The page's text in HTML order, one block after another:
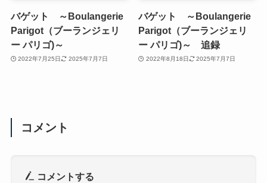
バゲット ～Boulangerie
Parigot（ブーランジェリ
ー パリゴ)～
2022年7月25日 2025年7月7日
バゲット ～Boulangerie
Parigot（ブーランジェリ
ー パリゴ)～ 追録
2022年8月18日 2025年7月7日
コメント
コメントする